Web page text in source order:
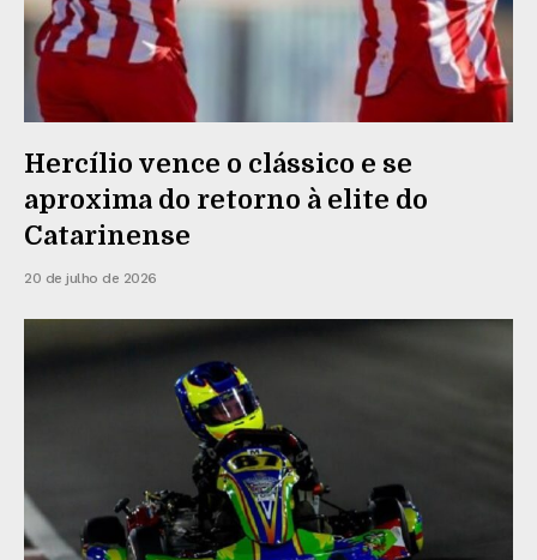
Hercílio vence o clássico e se
aproxima do retorno à elite do
Catarinense
20 de julho de 2026